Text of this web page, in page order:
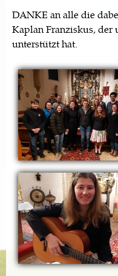
DANKE an alle die
Kaplan Franziskus, der
unterstützt hat.